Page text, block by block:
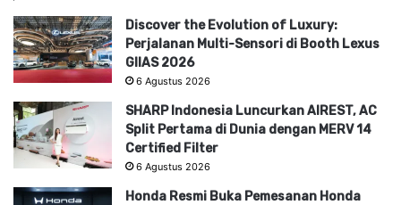
Discover the Evolution of Luxury:
Perjalanan Multi-Sensori di Booth Lexus
GIIAS 2026
6 Agustus 2026
SHARP Indonesia Luncurkan AIREST, AC
Split Pertama di Dunia dengan MERV 14
Certified Filter
6 Agustus 2026
Honda Resmi Buka Pemesanan Honda